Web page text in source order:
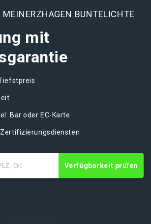
MEINERZHAGEN BUNTELICHTE
mit
Bar oder EC-Karte
Verfügbarkeit prüfen